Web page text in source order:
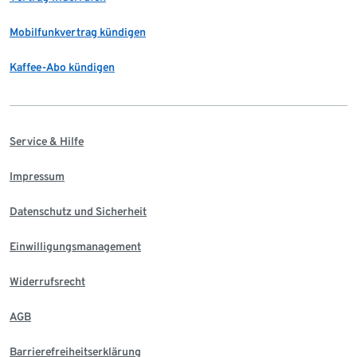
Mobilfunkvertrag kündigen
Kaffee-Abo kündigen
Service & Hilfe
Impressum
Datenschutz und Sicherheit
Einwilligungsmanagement
Widerrufsrecht
AGB
Barrierefreiheitserklärung